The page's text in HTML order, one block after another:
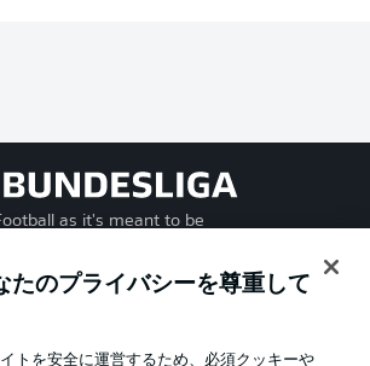
as it's meant to be
たのプライバシーを尊重して
トを安全に運営するため、必須クッキーや